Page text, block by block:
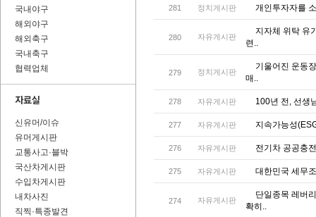
국내야구
해외야구
해외축구
국내축구
협력업체
신유머/이슈
유머게시판
교통사고·블박
국산차게시판
수입차게시판
내차사진
직찍·특종발견
281 정치게시판 개인투자자를
280 자유게시판
지자체 위탁 유
련..
279 정치게시판
기울어진 운동
매..
278 자유게시판 100년 전, 선생
277 자유게시판 지속가능성
276 자유게시판 전기차 공공충
275 자유게시판 대한민국 세무
274 자유게시판
단일종목 레버
확히..